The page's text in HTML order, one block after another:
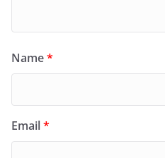
Name*
Email*